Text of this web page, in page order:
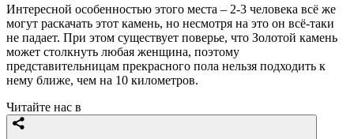
Интересной особенностью этого места – 2-3 человека всё же
могут раскачать этот камень, но несмотря на это он всё-таки
не падает. При этом существует поверье, что Золотой камень
может столкнуть любая женщина, поэтому
представительницам прекрасного пола нельзя подходить к
нему ближе, чем на 10 километров.
Читайте нас в